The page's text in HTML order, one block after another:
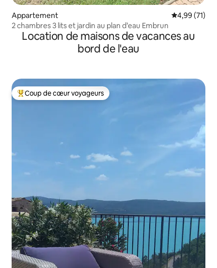
Appartement Évaluation
4,99 (71)
2 chambres 3 lits et jardin au plan d’eau Embrun
Location de maisons de vacances au
bord de l'eau
Coups de cœur voyageurs les plus appréciés
Coup de cœur voyageurs